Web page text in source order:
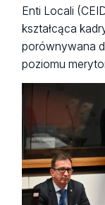
Enti Locali
kształcąca
porównywana
poziomu